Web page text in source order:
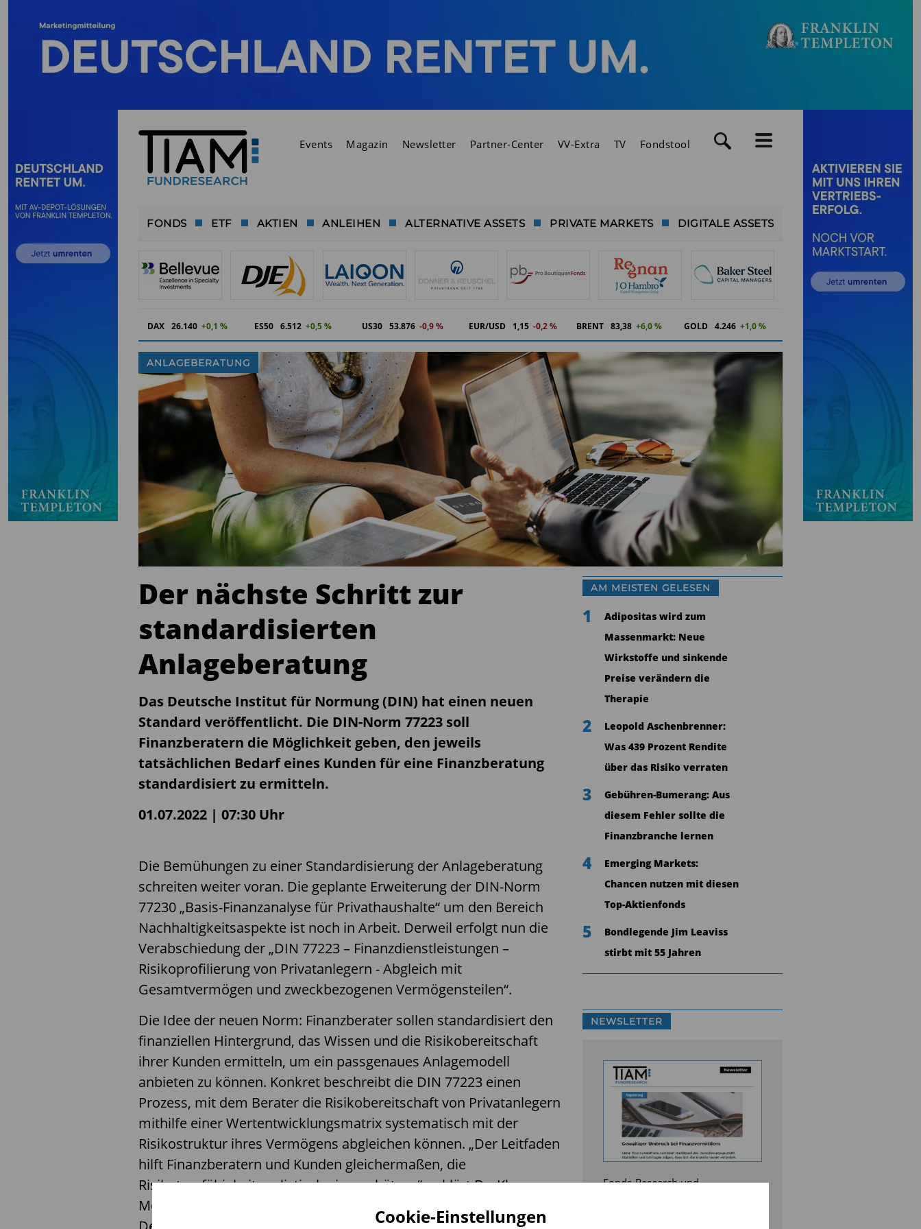
Cookie-Einstellungen
Events Magazin Newsletter Partner-Center VV-Extra TV Fondstool
FONDS ETF AKTIEN ANLEIHEN ALTERNATIVE ASSETS PRIVATE MARKETS DIGITALE ASSETS
DAX 26.140 +0,1 % ES50 6.512 +0,5 % US30 53.876 -0,9 % EUR/USD 1,15 -0,2 % BRENT 83,38 +6,0 % GOLD 4.246 +1,0 %
ANLAGEBERATUNG
Der nächste Schritt zur
standardisierten
Anlageberatung
Das Deutsche Institut für Normung (DIN) hat einen neuen
Standard veröffentlicht. Die DIN-Norm 77223 soll
Finanzberatern die Möglichkeit geben, den jeweils
tatsächlichen Bedarf eines Kunden für eine Finanzberatung
standardisiert zu ermitteln.
01.07.2022 | 07:30 Uhr
Die Bemühungen zu einer Standardisierung der Anlageberatung
schreiten weiter voran. Die geplante Erweiterung der DIN-Norm
77230 „Basis-Finanzanalyse für Privathaushalte“ um den Bereich
Nachhaltigkeitsaspekte ist noch in Arbeit. Derweil erfolgt nun die
Verabschiedung der „DIN 77223 – Finanzdienstleistungen –
Risikoprofilierung von Privatanlegern - Abgleich mit
Gesamtvermögen und zweckbezogenen Vermögensteilen“.
Die Idee der neuen Norm: Finanzberater sollen standardisiert den
finanziellen Hintergrund, das Wissen und die Risikobereitschaft
ihrer Kunden ermitteln, um ein passgenaues Anlagemodell
anbieten zu können. Konkret beschreibt die DIN 77223 einen
Prozess, mit dem Berater die Risikobereitschaft von Privatanlegern
mithilfe einer Wertentwicklungsmatrix systematisch mit der
Risikostruktur ihres Vermögens abgleichen können. „Der Leitfaden
hilft Finanzberatern und Kunden gleichermaßen, die
Risikotragfähigkeit realistisch einzuschätzen“, erklärt Dr. Klaus
Möller, Obmann des Normenausschusses und Vorstand der
AM MEISTEN GELESEN
1
Adipositas wird zum
Massenmarkt: Neue
Wirkstoffe und sinkende
Preise verändern die
Therapie
2
Leopold Aschenbrenner:
Was 439 Prozent Rendite
über das Risiko verraten
3
Gebühren-Bumerang: Aus
diesem Fehler sollte die
Finanzbranche lernen
4
Emerging Markets:
Chancen nutzen mit diesen
Top-Aktienfonds
5
Bondlegende Jim Leaviss
stirbt mit 55 Jahren
NEWSLETTER
Fonds-Research und